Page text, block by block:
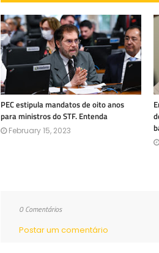
PEC estipula mandatos de oito anos
para ministros do STF. Entenda
February 15, 2023
0 Comentários
Postar um comentário